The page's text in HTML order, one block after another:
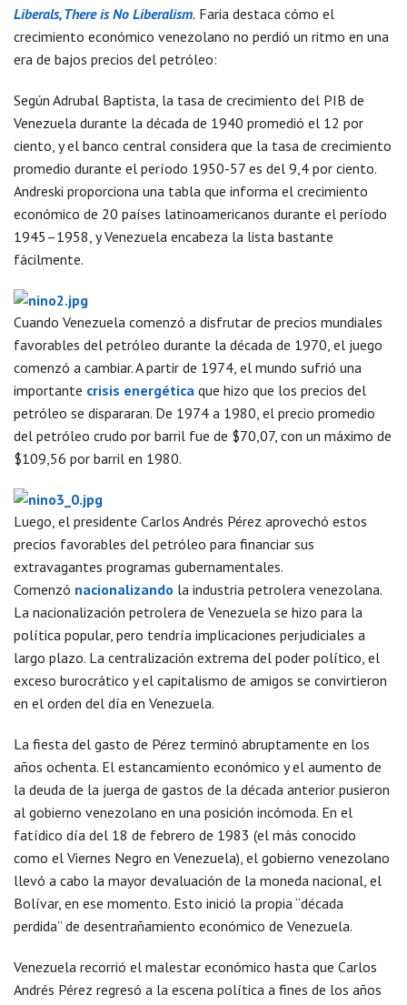
Liberals, There is No Liberalism. Faria destaca cómo el
crecimiento económico venezolano no perdió un ritmo en una
era de bajos precios del petróleo:
Según Adrubal Baptista, la tasa de crecimiento del PIB de
Venezuela durante la década de 1940 promedió el 12 por
ciento, y el banco central considera que la tasa de crecimiento
promedio durante el período 1950-57 es del 9,4 por ciento.
Andreski proporciona una tabla que informa el crecimiento
económico de 20 países latinoamericanos durante el período
1945–1958, y Venezuela encabeza la lista bastante
fácilmente.
Cuando Venezuela comenzó a disfrutar de precios mundiales
favorables del petróleo durante la década de 1970, el juego
comenzó a cambiar. A partir de 1974, el mundo sufrió una
importante crisis energética que hizo que los precios del
petróleo se dispararan. De 1974 a 1980, el precio promedio
del petróleo crudo por barril fue de $70,07, con un máximo de
$109,56 por barril en 1980.
Luego, el presidente Carlos Andrés Pérez aprovechó estos
precios favorables del petróleo para financiar sus
extravagantes programas gubernamentales.
Comenzó nacionalizando la industria petrolera venezolana.
La nacionalización petrolera de Venezuela se hizo para la
política popular, pero tendría implicaciones perjudiciales a
largo plazo. La centralización extrema del poder político, el
exceso burocrático y el capitalismo de amigos se convirtieron
en el orden del día en Venezuela.
La fiesta del gasto de Pérez terminó abruptamente en los
años ochenta. El estancamiento económico y el aumento de
la deuda de la juerga de gastos de la década anterior pusieron
al gobierno venezolano en una posición incómoda. En el
fatídico día del 18 de febrero de 1983 (el más conocido
como el Viernes Negro en Venezuela), el gobierno venezolano
llevó a cabo la mayor devaluación de la moneda nacional, el
Bolívar, en ese momento. Esto inició la propia “década
perdida” de desentrañamiento económico de Venezuela.
Venezuela recorrió el malestar económico hasta que Carlos
Andrés Pérez regresó a la escena política a fines de los años